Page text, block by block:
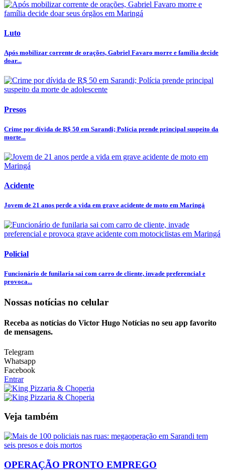
Luto
Após mobilizar corrente de orações, Gabriel Favaro morre e família decide
doar...
Presos
Crime por dívida de R$ 50 em Sarandi; Polícia prende principal suspeito da
morte...
Acidente
Jovem de 21 anos perde a vida em grave acidente de moto em Maringá
Policial
Funcionário de funilaria sai com carro de cliente, invade preferencial e
provoca...
Nossas notícias no celular
Receba as notícias do Victor Hugo Notícias no seu app favorito
de mensagens.
Telegram
Whatsapp
Facebook
Entrar
Veja também
OPERAÇÃO PRONTO EMPREGO